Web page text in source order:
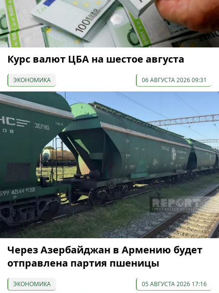
Курс валют ЦБА на шестое августа
ЭКОНОМИКА 06 АВГУСТА 2026 09:31
Через Азербайджан в Армению будет
отправлена партия пшеницы
ЭКОНОМИКА 05 АВГУСТА 2026 17:16